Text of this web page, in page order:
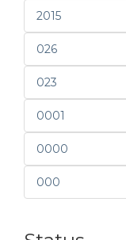
2015
026
023
0001
0000
000